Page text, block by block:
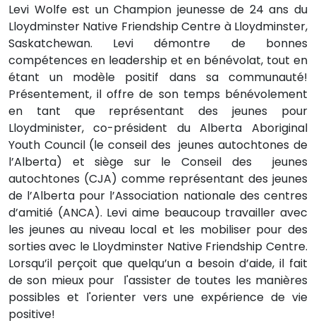
Levi Wolfe est un Champion jeunesse de 24 ans du
Lloydminster Native Friendship Centre à Lloydminster,
Saskatchewan. Levi démontre de bonnes
compétences en leadership et en bénévolat, tout en
étant un modèle positif dans sa communauté!
Présentement, il offre de son temps bénévolement
en tant que représentant des jeunes pour
Lloydminister, co-président du Alberta Aboriginal
Youth Council (le conseil des jeunes autochtones de
l’Alberta) et siège sur le Conseil des jeunes
autochtones (CJA) comme représentant des jeunes
de l’Alberta pour l’Association nationale des centres
d’amitié (ANCA). Levi aime beaucoup travailler avec
les jeunes au niveau local et les mobiliser pour des
sorties avec le Lloydminster Native Friendship Centre.
Lorsqu’il perçoit que quelqu’un a besoin d’aide, il fait
de son mieux pour l'assister de toutes les manières
possibles et l'orienter vers une expérience de vie
positive!